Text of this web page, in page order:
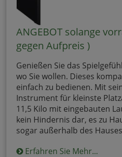
ANGEBOT solange
gegen Aufpreis )
Genießen Sie das
wo Sie wollen. Dieses
einfach zu bedienen. Mit
Instrument für kleinste
11,5 Kilo mit eingebauten
kein Hindernis dar, es zu
sogar außerhalb des
Erfahren Sie Mehr...